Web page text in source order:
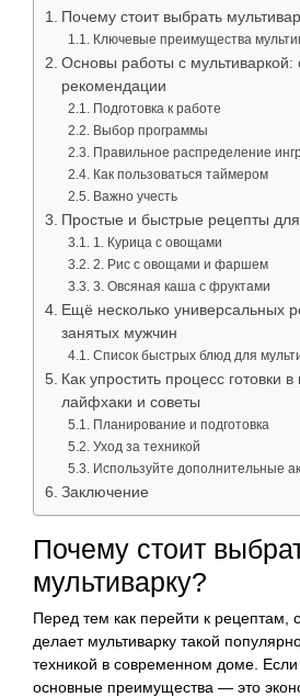
Почему стоит выбрать
Ключевые преимущества
Основы работы с мультиваркой:
рекомендации
Подготовка к работе
Выбор программы
Правильное распределение
Как пользоваться таймером
Важно учесть
Простые и быстрые рецепты для
1. Курица с овощами
2. Рис с овощами и фаршем
3. Овсяная каша с фруктами
Ещё несколько универсальных
занятых мужчин
Список быстрых блюд для
Как упростить процесс готовки в
лайфхаки и советы
Планирование и подготовка
Уход за техникой
Используйте дополнительные
Заключение
Почему стоит
мультиварку?
Перед тем как перейти к рецептам,
делает мультиварку такой
техникой в современном доме. Если
основные преимущества — это